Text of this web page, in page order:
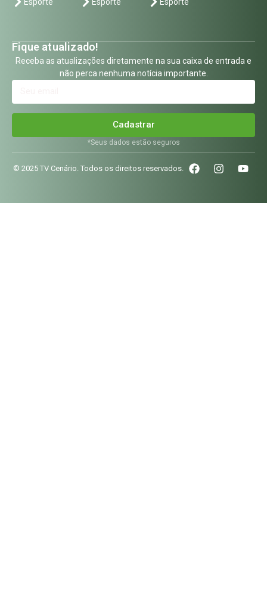
Fique atualizado!
Receba as atualizações diretamente na sua caixa de entrada e
não perca nenhuma notícia importante.
Cadastrar
*Seus dados estão seguros
© 2025 TV Cenário. Todos os direitos reservados.